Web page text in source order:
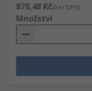
878,48 Kč(bez DPH)
Množství